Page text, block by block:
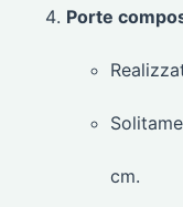
Porte
cm.